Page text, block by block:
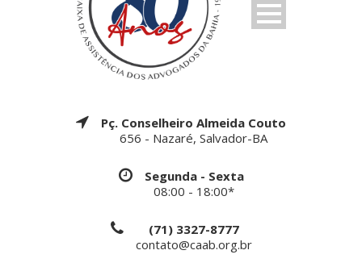
Pç. Conselheiro Almeida Couto
656 - Nazaré, Salvador-BA
Segunda - Sexta
08:00 - 18:00*
(71) 3327-8777
contato@caab.org.br